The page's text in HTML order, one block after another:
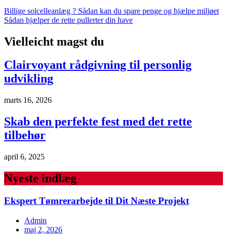
Billige solcelleanlæg ? Sådan kan du spare penge og hjælpe miljøet
Sådan hjælper de rette pullerter din have
Vielleicht magst du
Clairvoyant rådgivning til personlig
udvikling
marts 16, 2026
Skab den perfekte fest med det rette
tilbehør
april 6, 2025
Nyeste indlæg
Ekspert Tømrerarbejde til Dit Næste Projekt
Admin
maj 2, 2026